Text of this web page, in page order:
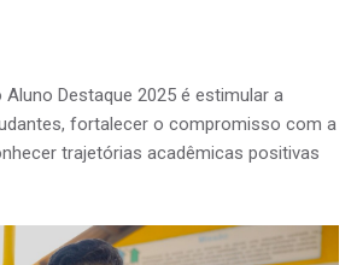
Destaque 2025 é estimular a
fortalecer o compromisso com a
trajetórias acadêmicas positivas